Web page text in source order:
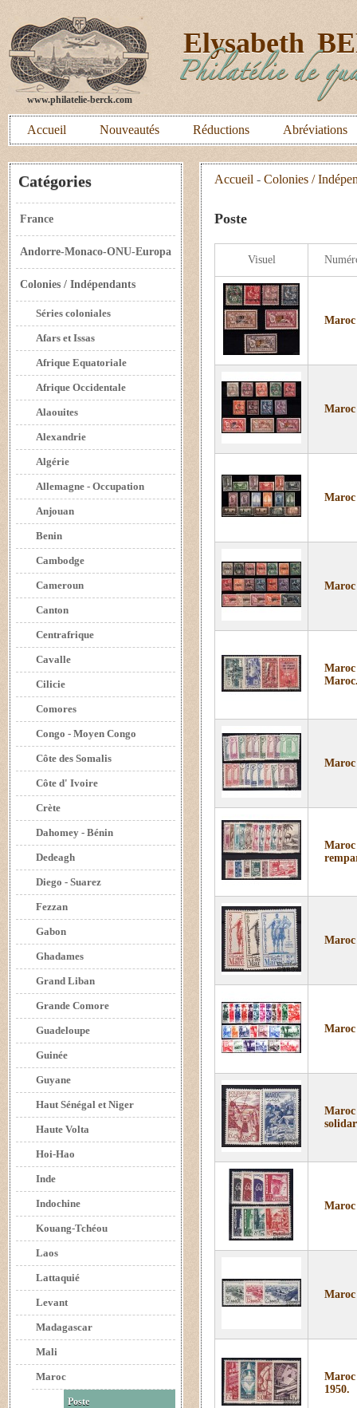
www.philatelie-berck.com
Elysabeth
Philatélie de
Accueil Nouveautés Réductions Abréviations
Catégories
France
Andorre-Monaco-ONU-Europa
Colonies / Indépendants
Séries coloniales
Afars et Issas
Afrique Equatoriale
Afrique Occidentale
Alaouites
Alexandrie
Algérie
Allemagne - Occupation
Anjouan
Benin
Cambodge
Cameroun
Canton
Centrafrique
Cavalle
Cilicie
Comores
Congo - Moyen Congo
Côte des Somalis
Côte d' Ivoire
Crète
Dahomey - Bénin
Dedeagh
Diego - Suarez
Fezzan
Gabon
Ghadames
Grand Liban
Grande Comore
Guadeloupe
Guinée
Guyane
Haut Sénégal et Niger
Haute Volta
Hoi-Hao
Inde
Indochine
Kouang-Tchéou
Laos
Lattaquié
Levant
Madagascar
Mali
Maroc
Poste
Accueil - Colonies /
Poste
Visuel
Maroc
Maroc
Maroc
Maroc
Maroc
Maroc
Maroc
Maroc
Maroc
Maroc
Maroc
Maroc
Maroc
1950.